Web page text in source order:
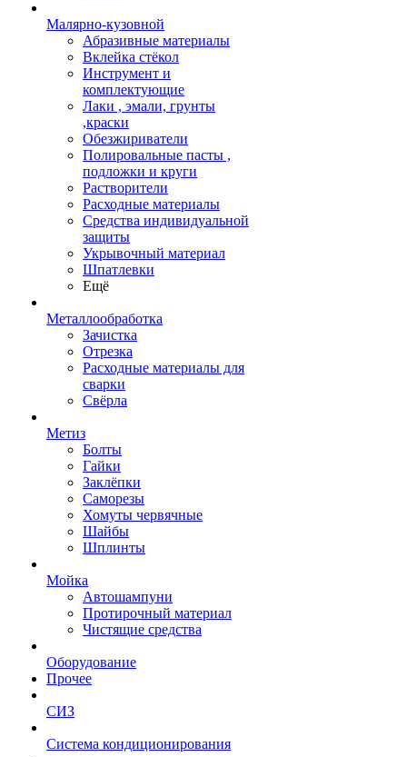
Малярно-кузовной
Абразивные материалы
Вклейка стёкол
Инструмент и
комплектующие
Лаки , эмали, грунты
,краски
Обезжириватели
Полировальные пасты ,
подложки и круги
Растворители
Расходные материалы
Средства индивидуальной
защиты
Укрывочный материал
Шпатлевки
Ещё
Металлообработка
Зачистка
Отрезка
Расходные материалы для
сварки
Свёрла
Метиз
Болты
Гайки
Заклёпки
Саморезы
Хомуты червячные
Шайбы
Шплинты
Мойка
Автошампуни
Протирочный материал
Чистящие средства
Оборудование
Прочее
СИЗ
Система кондиционирования